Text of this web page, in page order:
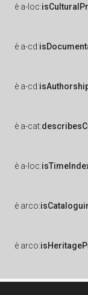
è a-loc:
è a-cd:
è a-cd:
è a-cat:
è a-loc:
è arco:
è arco: